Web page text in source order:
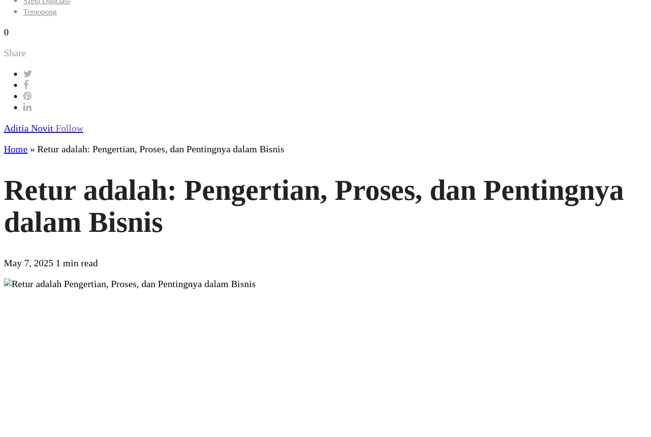
Teroopong
0
Share
Aditia Novit Follow
Home » Retur adalah: Pengertian, Proses, dan Pentingnya dalam Bisnis
Retur adalah: Pengertian, Proses, dan Pentingnya
dalam Bisnis
May 7, 2025 1 min read